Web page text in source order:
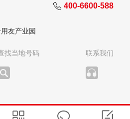
400-6600-588
友产业园
找当地号码 联系我们
友网络科技股份有限公司